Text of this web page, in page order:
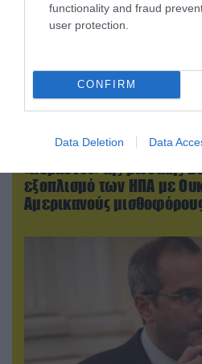
functionality and fraud
user protection.
CONFIRM
Data Deletion Data
07.08.2026 | 18:02
«Κεραυνοί» της ρωσικής
εξοπλισμό των ΗΠΑ με
Αμερικανούς